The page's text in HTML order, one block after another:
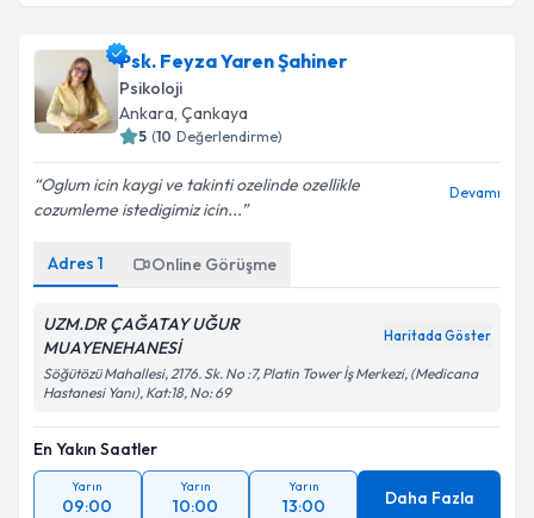
Psk. Feyza Yaren Şahiner
Psikoloji
Ankara, Çankaya
5 (10 Değerlendirme)
Oglum icin kaygi ve takinti ozelinde ozellikle
cozumleme istedigimiz icin...
Devamı
Adres 1 Online Görüşme
UZM.DR ÇAĞATAY UĞUR
MUAYENEHANESİ
Haritada Göster
Söğütözü Mahallesi, 2176. Sk. No :7, Platin Tower İş Merkezi, (Medicana
Hastanesi Yanı), Kat:18, No: 69
En Yakın Saatler
Yarın
09:00
Yarın
10:00
Yarın
13:00 Daha Fazla